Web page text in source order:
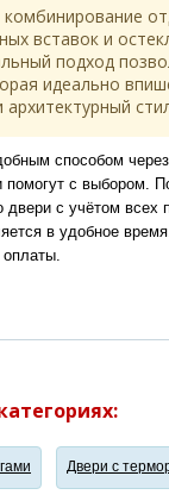
вставок и
подход
идеально
архитектурный
способом
помогут с выбором.
двери с учётом всех
в удобное
Двери с